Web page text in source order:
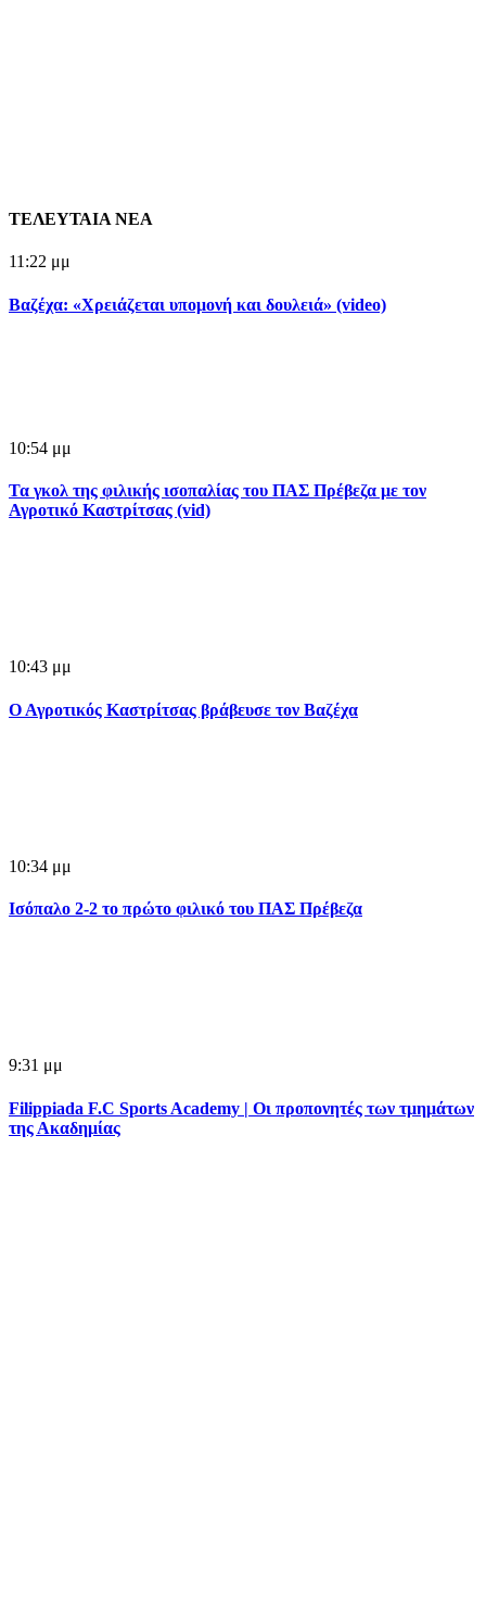
ΤΕΛΕΥΤΑΙΑ ΝΕΑ
11:22 μμ
Βαζέχα: «Χρειάζεται υπομονή και δουλειά» (video)
10:54 μμ
Τα γκολ της φιλικής ισοπαλίας του ΠΑΣ Πρέβεζα με τον
Αγροτικό Καστρίτσας (vid)
10:43 μμ
Ο Αγροτικός Καστρίτσας βράβευσε τον Βαζέχα
10:34 μμ
Ισόπαλο 2-2 το πρώτο φιλικό του ΠΑΣ Πρέβεζα
9:31 μμ
Filippiada F.C Sports Academy | Οι προπονητές των τμημάτων
της Ακαδημίας